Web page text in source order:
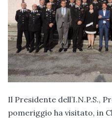
Il Presidente dell’I.N.P.S.,
pomeriggio ha visitato, in